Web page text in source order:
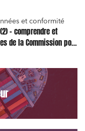
et conformité
– comprendre et
de la Commission pour